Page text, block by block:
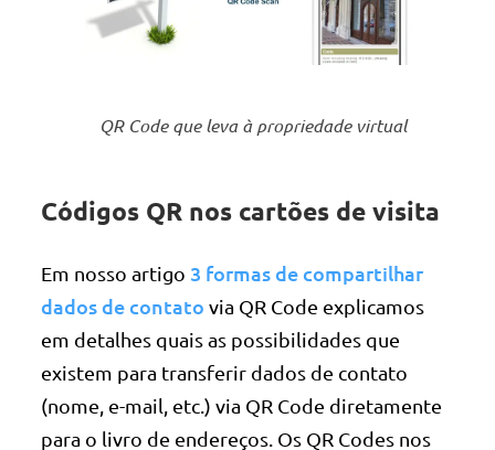
QR Code que leva à propriedade virtual
Códigos QR nos cartões de visita
Em nosso artigo 3 formas de compartilhar
dados de contato via QR Code explicamos
em detalhes quais as possibilidades que
existem para transferir dados de contato
(nome, e-mail, etc.) via QR Code diretamente
para o livro de endereços. Os QR Codes nos